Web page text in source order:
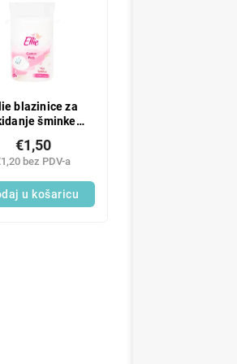
blazinice za
šminke
bez PDV-a
€1,50
u košaricu